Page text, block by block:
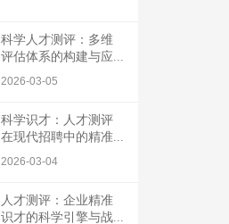
科学人才测评：多维
评估体系的构建与应...
2026-03-05
科学识才：人才测评
在现代招聘中的精准...
2026-03-04
人才测评：企业精准
识才的科学引擎与战...